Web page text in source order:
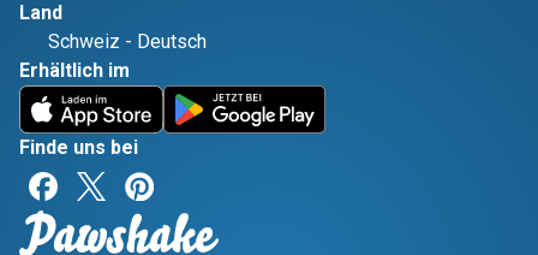
Land
Schweiz - Deutsch
Erhältlich im
Finde uns bei